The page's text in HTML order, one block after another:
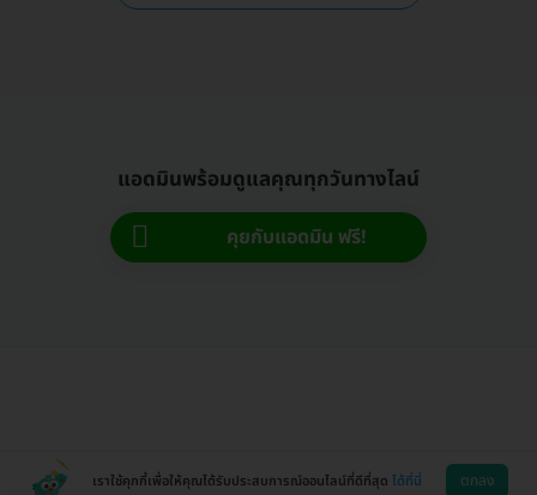
แอดมินพร้อมดูแลคุณทุกวันทางไลน์
คุยกับแอดมิน ฟรี!
เราใช้คุกกี้เพื่อให้คุณได้รับประสบการณ์ออนไลน์ที่ดีที่สุด ได้ที่นี่ ตกลง